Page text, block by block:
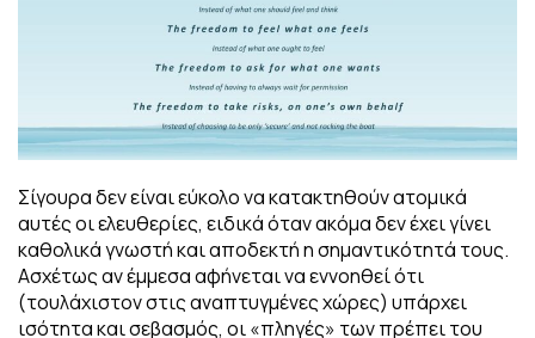
Σίγουρα δεν είναι εύκολο να κατακτηθούν ατομικά
αυτές οι ελευθερίες, ειδικά όταν ακόμα δεν έχει γίνει
καθολικά γνωστή και αποδεκτή η σημαντικότητά τους.
Ασχέτως αν έμμεσα αφήνεται να εννοηθεί ότι
(τουλάχιστον στις αναπτυγμένες χώρες) υπάρχει
ισότητα και σεβασμός, οι «πληγές» των πρέπει του